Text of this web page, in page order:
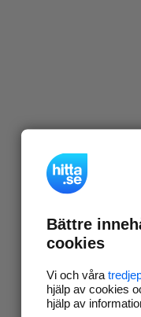
Bättre
cookies
Vi och våra
hjälp av cookies
hjälp av